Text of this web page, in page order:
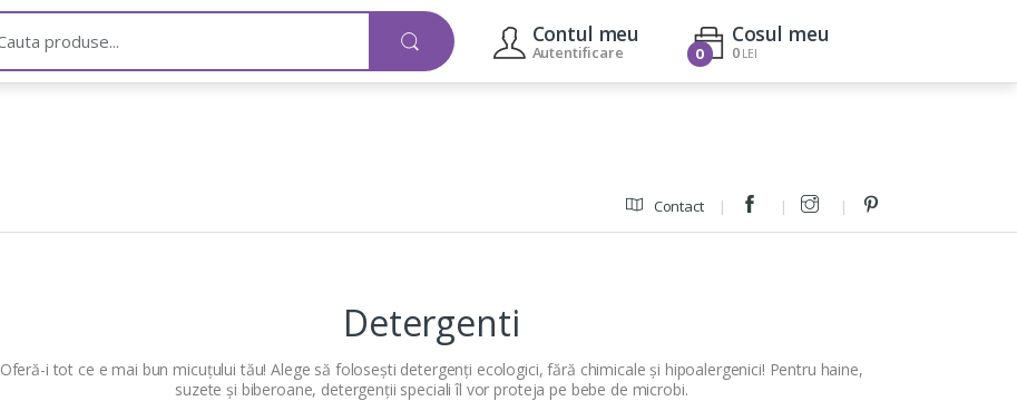
Contact
Cosul meu
0 0 LEI
Contul meu
Autentificare
Detergenti
Oferă-i tot ce e mai bun micuțului tău! Alege să folosești detergenți ecologici, fără chimicale și hipoalergenici! Pentru haine,
suzete și biberoane, detergenții speciali îl vor proteja pe bebe de microbi.